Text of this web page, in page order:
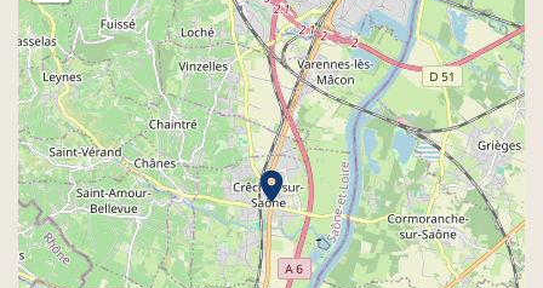
location_on